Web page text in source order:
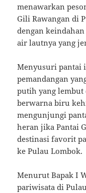
menawarkan
Gili Rawangan di
dengan
air lautnya yang
Menyusuri pantai
pemandangan
putih yang lembut
berwarna biru
mengunjungi
heran jika Pantai
destinasi favorit
ke Pulau Lombok.
Menurut Bapak I
pariwisata di